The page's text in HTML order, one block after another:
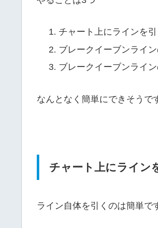
チャート上にラインを引
ブレークイーブンライ
ブレークイーブンライ
なんとなく簡単にできそうで
チャート上にライン
ライン自体を引くのは簡単で